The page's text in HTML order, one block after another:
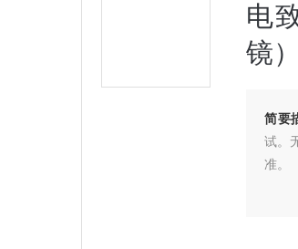
电
镜）
简要
试。
准。